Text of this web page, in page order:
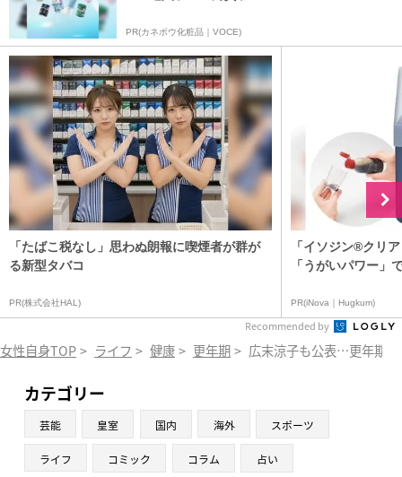
PR(カネボウ化粧品｜VOCE)
「たばこ税なし」思わぬ朗報に喫煙者が群が
る新型タバコ
PR(株式会社HAL)
「イソジン®クリ
「うがいパワー」
PR(iNova｜Hugkum)
Recommended by
女性自身TOP > ライフ > 健康 > 更年期 > 広末涼子も公表…更年期
カテゴリー
芸能 皇室 国内 海外 スポーツ
ライフ コミック コラム 占い